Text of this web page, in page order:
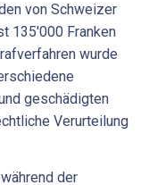
von Schweizer
135'000 Franken
wurde
geschädigten
Verurteilung
der